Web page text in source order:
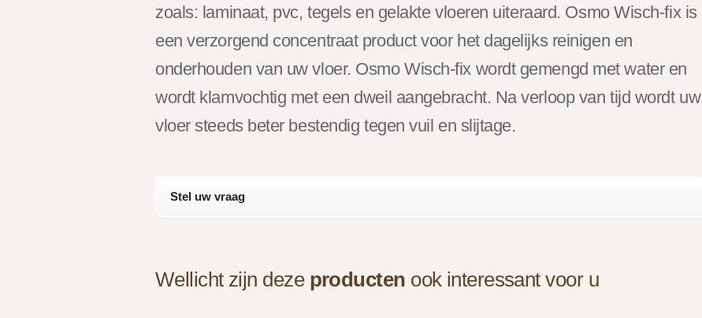
zoals: laminaat, pvc, tegels en gelakte vloeren uiteraard. Osmo Wisch-fix is
een verzorgend concentraat product voor het dagelijks reinigen en
onderhouden van uw vloer. Osmo Wisch-fix wordt gemengd met water en
wordt klamvochtig met een dweil aangebracht. Na verloop van tijd wordt uw
vloer steeds beter bestendig tegen vuil en slijtage.
Stel uw vraag
Wellicht zijn deze producten ook interessant voor u